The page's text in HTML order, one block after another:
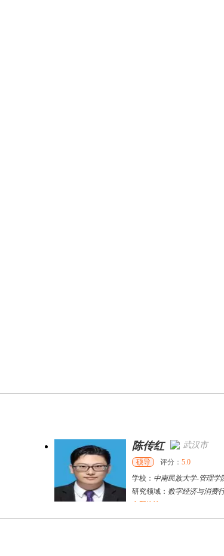
陈传红 武汉市
硕导 评分： 5.0
学校： 中南民族大学-管理学
研究领域： 数字经济与消费行为，共享经济与
立即咨询
戴稳胜 北京市